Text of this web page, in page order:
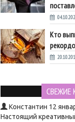
Кто
СВЕЖИЕ
Константин 12
Настоящий